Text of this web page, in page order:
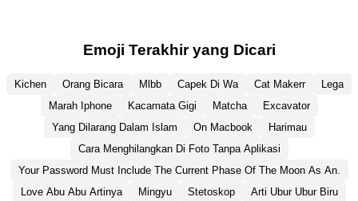
Emoji Terakhir yang Dicari
Kichen Orang Bicara Mlbb Capek Di Wa Cat Makerr
Lega
Marah Iphone
Kacamata Gigi Matcha
Excavator
Yang Dilarang Dalam Islam
On Macbook
Harimau
Cara Menghilangkan Di Foto Tanpa Aplikasi
Your Password Must Include The Current Phase Of The Moon As An.
Love Abu Abu Artinya
Mingyu Stetoskop
Arti Ubur Ubur Biru